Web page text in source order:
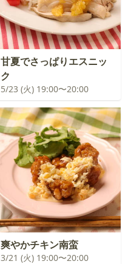
甘夏でさっぱりエスニッ
ク
5/23 (火) 19:00〜20:00
爽やかチキン南蛮
3/21 (火) 19:00〜20:00